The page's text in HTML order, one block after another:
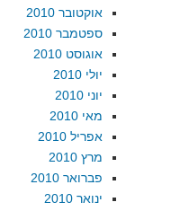
אוקטובר 2010
ספטמבר 2010
אוגוסט 2010
יולי 2010
יוני 2010
מאי 2010
אפריל 2010
מרץ 2010
פברואר 2010
ינואר 2010